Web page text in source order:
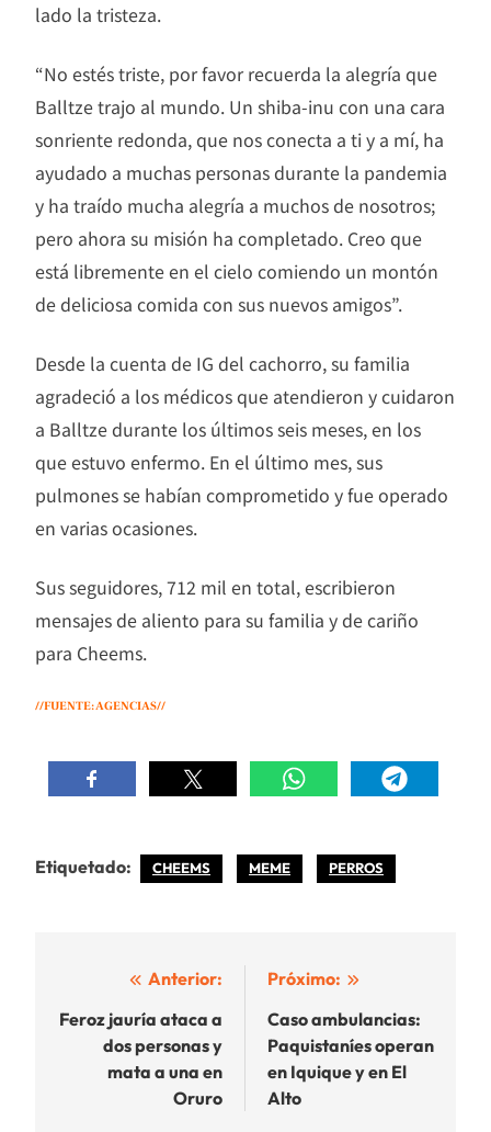
lado la tristeza.
“No estés triste, por favor recuerda la alegría que
Balltze trajo al mundo. Un shiba-inu con una cara
sonriente redonda, que nos conecta a ti y a mí, ha
ayudado a muchas personas durante la pandemia
y ha traído mucha alegría a muchos de nosotros;
pero ahora su misión ha completado. Creo que
está libremente en el cielo comiendo un montón
de deliciosa comida con sus nuevos amigos”.
Desde la cuenta de IG del cachorro, su familia
agradeció a los médicos que atendieron y cuidaron
a Balltze durante los últimos seis meses, en los
que estuvo enfermo. En el último mes, sus
pulmones se habían comprometido y fue operado
en varias ocasiones.
Sus seguidores, 712 mil en total, escribieron
mensajes de aliento para su familia y de cariño
para Cheems.
//FUENTE: AGENCIAS//
Etiquetado: CHEEMS MEME PERROS
Navegación
de
entradas
Anterior:
Feroz jauría ataca a
dos personas y
mata a una en
Oruro
Próximo:
Caso ambulancias:
Paquistaníes operan
en Iquique y en El
Alto